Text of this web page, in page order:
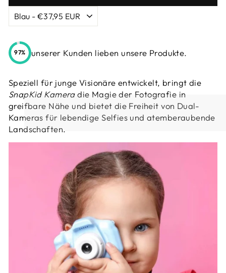
97% unserer Kunden lieben unsere Produkte.
Speziell für junge Visionäre entwickelt, bringt die
SnapKid Kameradie Magie der Fotografie in
greifbare Nähe und bietet die Freiheit von Dual-
Kameras für lebendige Selfies und atemberaubende
Landschaften.